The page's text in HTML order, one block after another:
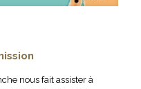
nous fait assister à